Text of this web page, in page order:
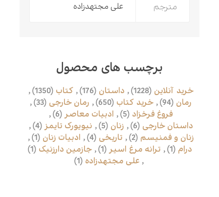
مترجم علی مجتهدزاده
برچسب های محصول
خرید آنلاین (1228)
, داستان (176)
, کتاب (1350)
,
رمان (94)
, خرید کتاب (650)
, رمان خارجی (33)
,
فروغ فرخزاد (5)
, ادبیات معاصر (6)
,
داستان خارجی (6)
, زنان (5)
, نیویورک تایمز (4)
,
زنان و فمنیسم (2)
, تاریخی (4)
, ادبیات زنان (1)
,
درام (1)
, ترانه مرغ اسیر (1)
, جازمین دارزنیک (1)
, علی مجتهدزاده (1)